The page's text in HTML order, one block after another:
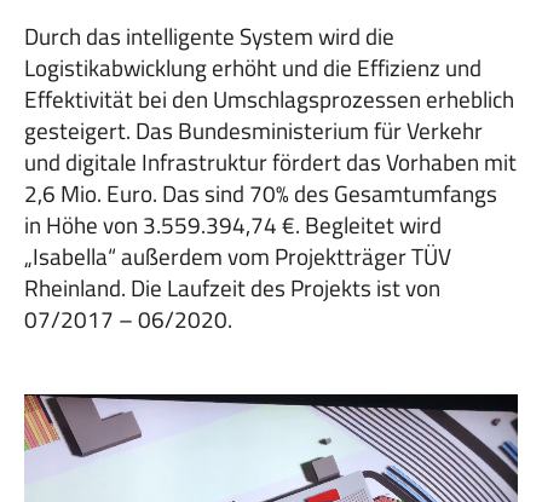
Durch das intelligente System wird die
Logistikabwicklung erhöht und die Effizienz und
Effektivität bei den Umschlagsprozessen erheblich
gesteigert. Das Bundesministerium für Verkehr
und digitale Infrastruktur fördert das Vorhaben mit
2,6 Mio. Euro. Das sind 70% des Gesamtumfangs
in Höhe von 3.559.394,74 €. Begleitet wird
„Isabella“ außerdem vom Projektträger TÜV
Rheinland. Die Laufzeit des Projekts ist von
07/2017 – 06/2020.